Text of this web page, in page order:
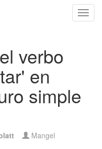
verbo
en
simple
Mangel